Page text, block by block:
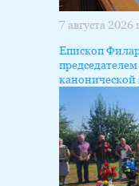
7 августа 2026
Епископ
канонической